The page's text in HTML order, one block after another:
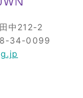
中212-2
34-0099